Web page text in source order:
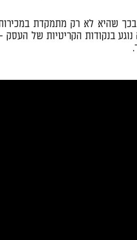
בכך שהיא לא רק מתמקדת
בנקודות הקריטיות של העסק